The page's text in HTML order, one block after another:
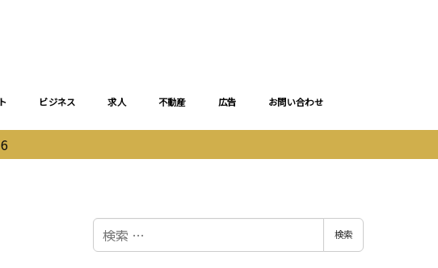
ビジネス 求人 不動産 広告 お問い合わせ
検
検索